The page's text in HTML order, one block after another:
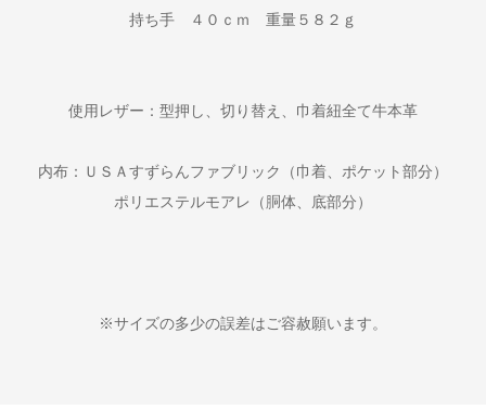
持ち手 ４０ｃｍ 重量５８２ｇ
使用レザー：型押し、切り替え、巾着紐全て牛本革
内布：ＵＳＡすずらんファブリック（巾着、ポケット部分）
ポリエステルモアレ（胴体、底部分）
※サイズの多少の誤差はご容赦願います。